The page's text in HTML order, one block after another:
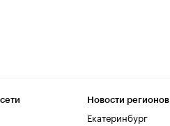
Новости регионов
Екатеринбург